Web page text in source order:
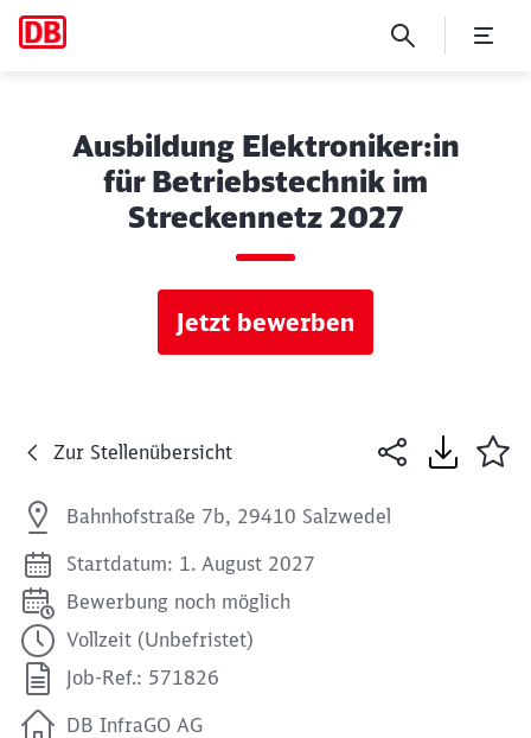
Ausbildung Elektroniker:in
für Betriebstechnik im
Streckennetz 2027
Jetzt bewerben
Zur Stellenübersicht
Bahnhofstraße 7b, 29410 Salzwedel
Startdatum: 1. August 2027
Bewerbung noch möglich
Vollzeit (Unbefristet)
Job-Ref.: 571826
DB InfraGO AG